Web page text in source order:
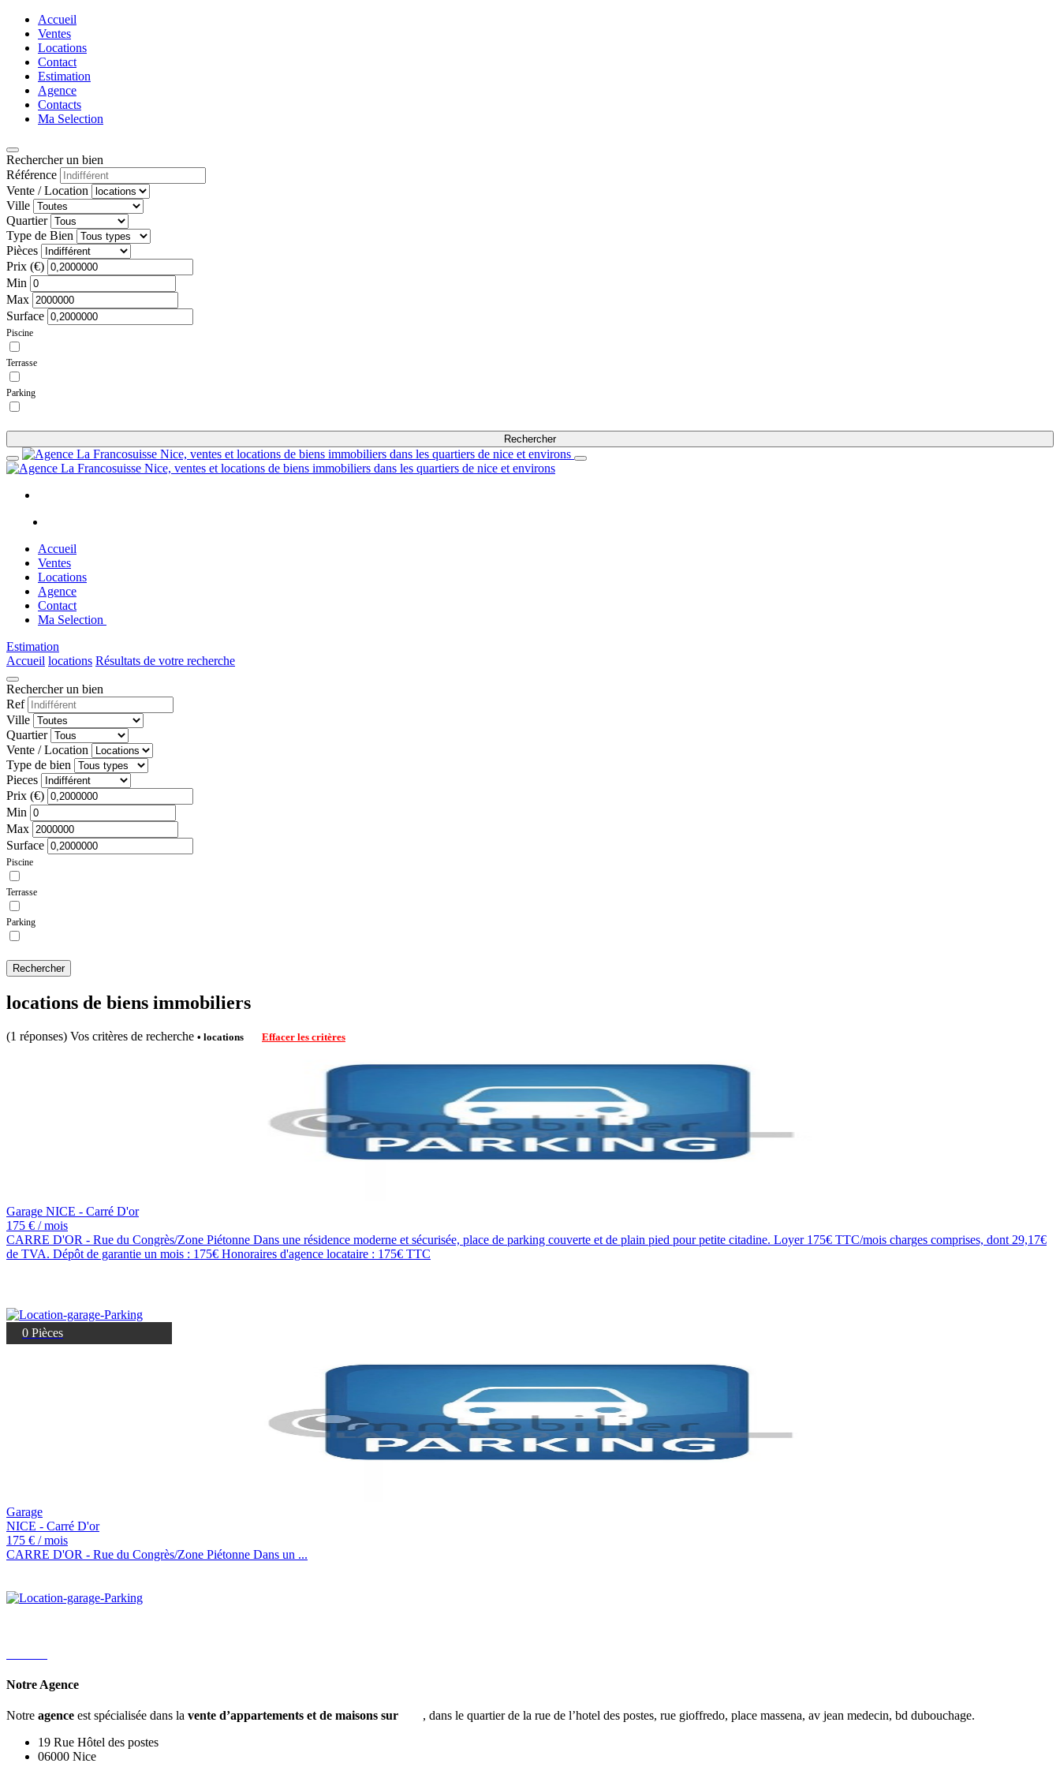
Accueil
Ventes
Locations
Contact
Estimation
Agence
Contacts
Ma Selection
Rechercher un bien
Référence
Vente / Location
Ville
Quartier
Type de Bien
Pièces
Prix (€)
Min
Max
Surface
Piscine
Terrasse
Parking
Rechercher
Accueil
Ventes
Locations
Agence
Contact
Ma Selection
Estimation
Accueil locations Résultats de votre recherche
Rechercher un bien
Ref
Ville
Quartier
Vente / Location
Type de bien
Pieces
Prix (€)
Min
Max
Surface
Piscine
Terrasse
Parking
Rechercher
locations de biens immobiliers
(1 réponses) Vos critères de recherche • locations Effacer les critères
Garage NICE - Carré D'or
175 € / mois
CARRE D'OR - Rue du Congrès/Zone Piétonne Dans une résidence moderne et sécurisée, place de parking couverte et de plain pied pour petite citadine. Loyer 175€ TTC/mois charges comprises, dont 29,17€
de TVA. Dépôt de garantie un mois : 175€ Honoraires d'agence locataire : 175€ TTC
0 Pièces
Garage
NICE - Carré D'or
175 € / mois
CARRE D'OR - Rue du Congrès/Zone Piétonne Dans un ...
Notre Agence
Notre agence est spécialisée dans la vente d’appartements et de maisons sur
, dans le quartier de la rue de l’hotel des postes, rue gioffredo, place massena, av jean medecin, bd dubouchage.
19 Rue Hôtel des postes
06000 Nice